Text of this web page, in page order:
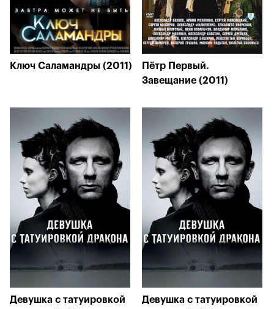
Ключ Саламандры (2011)
Пётр Первый.
Завещание (2011)
Девушка с татуировкой
Девушка с татуировкой